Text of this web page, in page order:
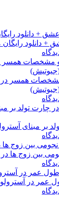
دانلود رایگان
همسر در
بین زوج ها در
عمر در